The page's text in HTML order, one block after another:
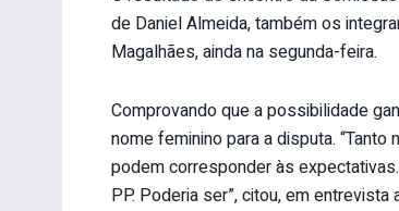
de Daniel Almeida, também os
Magalhães, ainda na segunda-feira.
Comprovando que a possibilidade
nome feminino para a disputa.
podem corresponder às
PP. Poderia ser”, citou, em